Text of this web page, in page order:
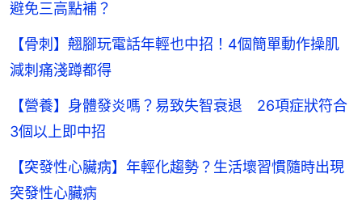
避免三高點補？
【骨刺】翹腳玩電話年輕也中招！4個簡單動作操肌
減刺痛淺蹲都得
【營養】身體發炎嗎？易致失智衰退 26項症狀符合
3個以上即中招
【突發性心臟病】年輕化趨勢？生活壞習慣隨時出現
突發性心臟病